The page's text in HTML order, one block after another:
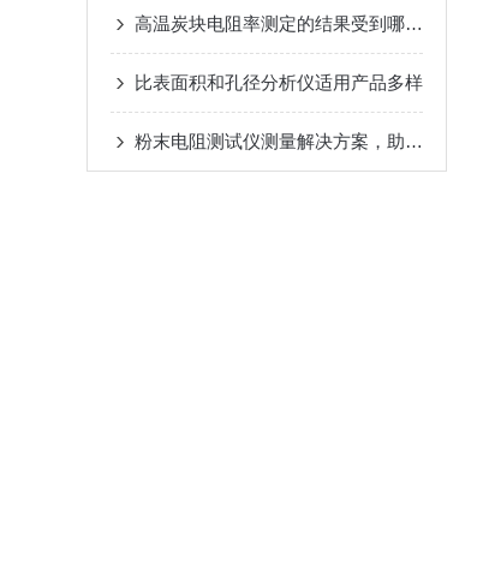
高温炭块电阻率测定的结果受到哪些因素影响
比表面积和孔径分析仪适用产品多样
粉末电阻测试仪测量解决方案，助力粉末材料性能分析